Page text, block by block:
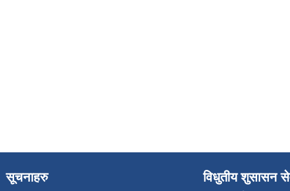
सूचनाहरु विधुतीय शुसासन